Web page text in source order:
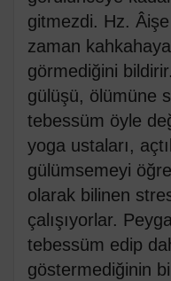
gitmezdi. Hz.
zaman
görmediğini
gülüşü, ölümüne
tebessüm öyle
yoga ustaları,
gülümsemeyi
olarak bilinen
çalışıyorlar.
tebessüm edip
göstermediğinin